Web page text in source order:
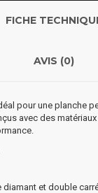
FICHE
AVIS (0)
pour une planche
avec des
diamant et double